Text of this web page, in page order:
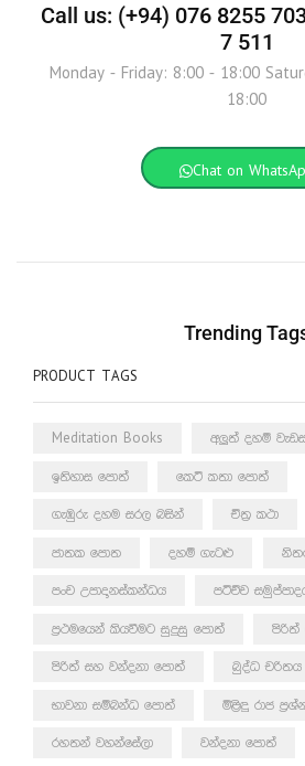
Call us: (+94) 076 8255
7 511
Monday - Friday: 8:00 - 18:00
18:00
Chat on
Trending
PRODUCT TAGS
Meditation Books අලුත් දහම්
ඉතිහාස පොත් කෙටි කතා පොත්
ගැඹුරු දහම සරල බසින් චිත්‍ර කථා
ජාතක පොත දහම් ගැටළු
පංච උපාදානස්කන්ධය පටිච්ච
ප්‍රථමයෙන් කියවීමට සුදුසු පොත් පිරිත්
පිරිත් සහ වන්දනා පොත් බුද්ධ චරිතය
භාවනා සම්බන්ධ පොත් මිළිඳු රාජ
රහතන් වහන්සේලා වන්දනා පොත්